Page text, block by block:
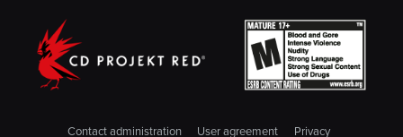
Contact administration User agreement Privacy